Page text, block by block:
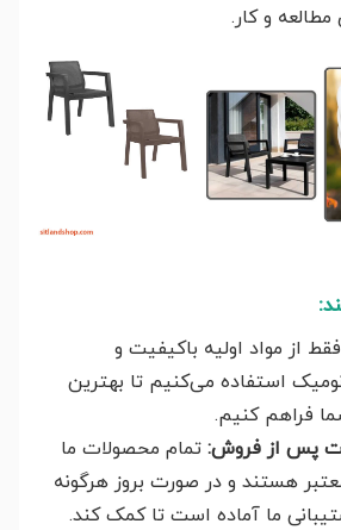
و کار.
از مواد اولیه باکیفیت و
استفاده می‌کنیم تا بهترین
فراهم کنیم.
پس از فروش: تمام محصولات ما
هستند و در صورت بروز هرگونه
ما آماده است تا کمک کند.